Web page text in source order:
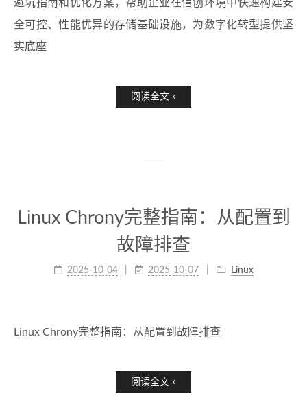
避坑指南和优化方案，帮助企业在信创环境中快速构建安
全可控、性能优异的存储基础设施，为数字化转型提供坚
实底座
阅读全文 »
Linux Chrony完整指南：从配置到
故障排查
2025-10-04 2025-10-07 Linux
Linux Chrony完整指南：从配置到故障排查
阅读全文 »